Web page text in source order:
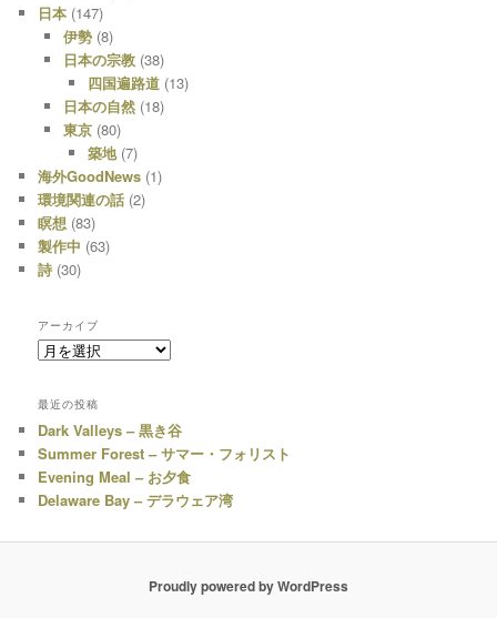
日本 (147)
伊勢(8)
日本の宗教(38)
四国遍路道 (13)
日本の自然(18)
東京(80)
築地(7)
海外GoodNews (1)
環境関連の話 (2)
瞑想 (83)
製作中 (63)
詩 (30)
アーカイブ
ア
イ
ブ
最近の投稿
Dark Valleys – 黒き谷
Summer Forest – サマー・フォリスト
Evening Meal – お夕食
Delaware Bay – デラウェア湾
Proudly powered by WordPress